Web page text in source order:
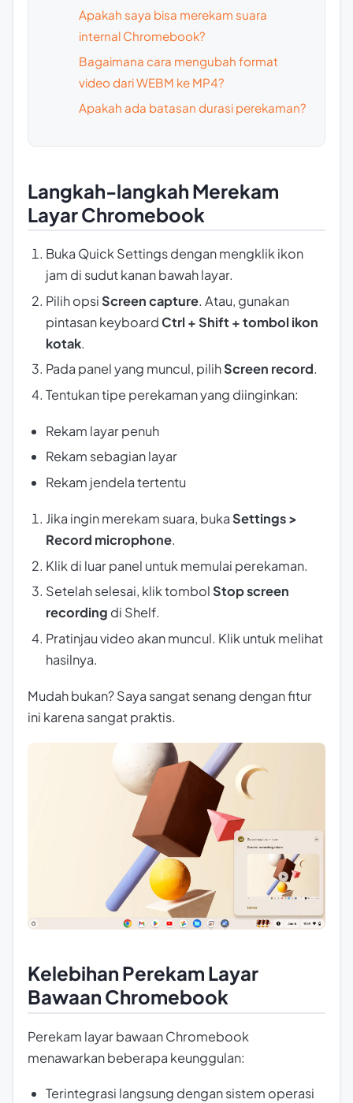
Apakah saya bisa merekam suara
internal Chromebook?
Bagaimana cara mengubah format
video dari WEBM ke MP4?
Apakah ada batasan durasi perekaman?
Langkah-langkah Merekam
Layar Chromebook
Buka Quick Settings dengan mengklik ikon
jam di sudut kanan bawah layar.
Pilih opsi Screen capture. Atau, gunakan
pintasan keyboardCtrl + Shift + tombol ikon
kotak.
Pada panel yang muncul, pilihScreen record.
Tentukan tipe perekaman yang diinginkan:
Rekam layar penuh
Rekam sebagian layar
Rekam jendela tertentu
Jika ingin merekam suara, buka Settings >
Record microphone.
Klik di luar panel untuk memulai perekaman.
Setelah selesai, klik tombol Stop screen
recording di Shelf.
Pratinjau video akan muncul. Klik untuk melihat
hasilnya.
Mudah bukan? Saya sangat senang dengan fitur
ini karena sangat praktis.
Kelebihan Perekam Layar
Bawaan Chromebook
Perekam layar bawaan Chromebook
menawarkan beberapa keunggulan:
Terintegrasi langsung dengan sistem operasi